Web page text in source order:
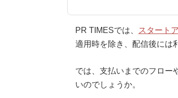
PR TIMESでは、 スタート
適用時を除き、配信後には
では、支払いまでのフロー
いのでしょうか。